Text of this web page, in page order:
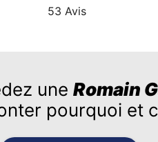
53 Avis
une Romain
pourquoi et